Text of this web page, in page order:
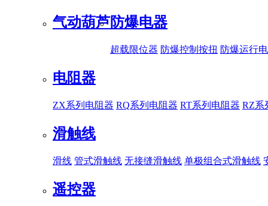
气动葫芦防爆电器
超载限位器 防爆控制按扭 防爆运行
电阻器
ZX系列电阻器 RQ系列电阻器 RT系列电阻器 RZ系
滑触线
滑线 管式滑触线 无接缝滑触线 单极组合式滑触线
遥控器